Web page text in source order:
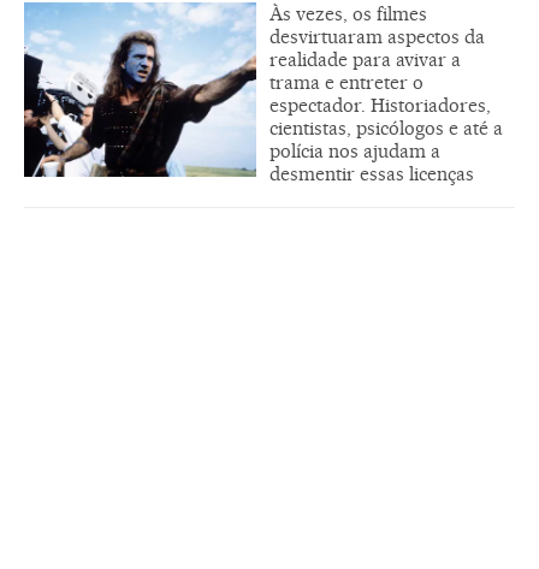
Às vezes, os filmes
desvirtuaram aspectos da
realidade para avivar a
trama e entreter o
espectador. Historiadores,
cientistas, psicólogos e até a
polícia nos ajudam a
desmentir essas licenças